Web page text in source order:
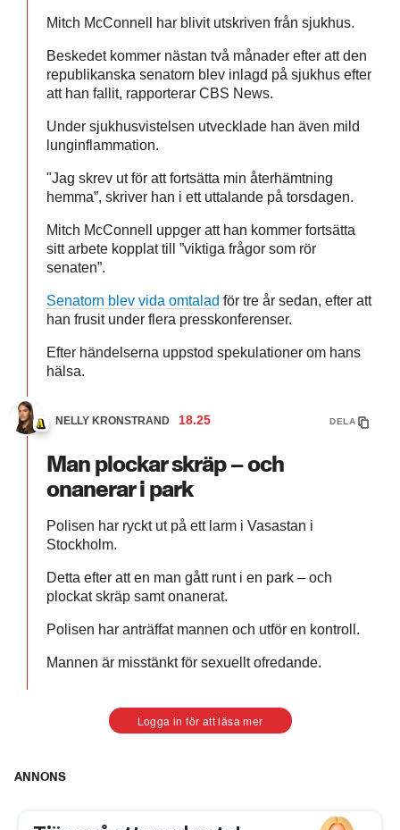
Mitch McConnell har blivit utskriven från sjukhus.
Beskedet kommer nästan två månader efter att den
republikanska senatorn blev inlagd på sjukhus efter
att han fallit, rapporterar CBS News.
Under sjukhusvistelsen utvecklade han även mild
lunginflammation.
"Jag skrev ut för att fortsätta min återhämtning
hemma”, skriver han i ett uttalande på torsdagen.
Mitch McConnell uppger att han kommer fortsätta
sitt arbete kopplat till ”viktiga frågor som rör
senaten”.
Senatorn blev vida omtalad för tre år sedan, efter att
han frusit under flera presskonferenser.
Efter händelserna uppstod spekulationer om hans
hälsa.
NELLY KRONSTRAND 18.25 DELA
Man plockar skräp – och
onanerar i park
Polisen har ryckt ut på ett larm i Vasastan i
Stockholm.
Detta efter att en man gått runt i en park – och
plockat skräp samt onanerat.
Polisen har anträffat mannen och utför en kontroll.
Mannen är misstänkt för sexuellt ofredande.
Logga in för att läsa mer
ANNONS